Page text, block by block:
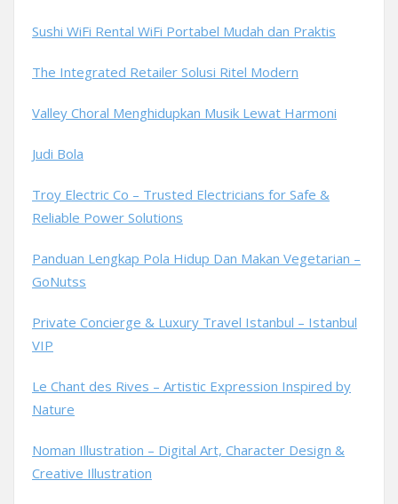
Sushi WiFi Rental WiFi Portabel Mudah dan Praktis
The Integrated Retailer Solusi Ritel Modern
Valley Choral Menghidupkan Musik Lewat Harmoni
Judi Bola
Troy Electric Co – Trusted Electricians for Safe &
Reliable Power Solutions
Panduan Lengkap Pola Hidup Dan Makan Vegetarian –
GoNutss
Private Concierge & Luxury Travel Istanbul – Istanbul
VIP
Le Chant des Rives – Artistic Expression Inspired by
Nature
Noman Illustration – Digital Art, Character Design &
Creative Illustration